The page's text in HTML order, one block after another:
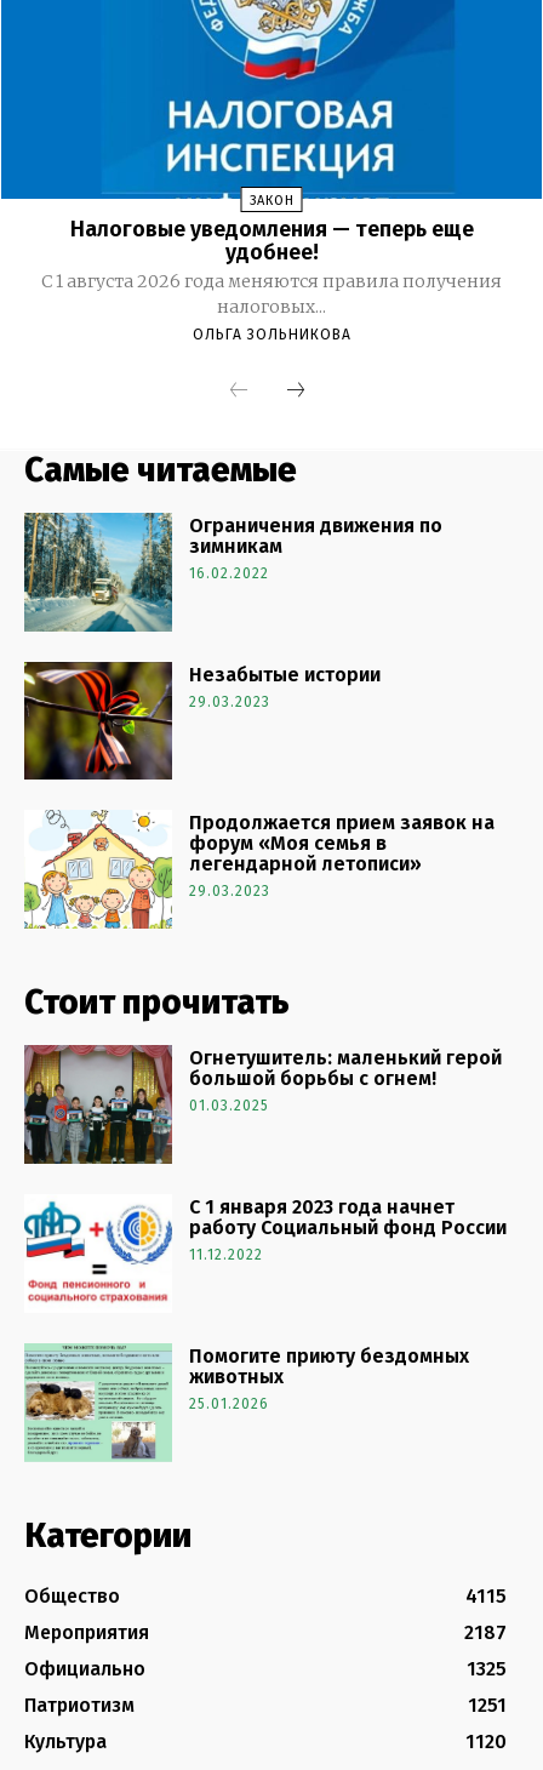
Самые читаемые
Ограничения движения по
зимникам
16.02.2022
Незабытые истории
29.03.2023
Продолжается прием заявок на
форум «Моя семья в
легендарной летописи»
29.03.2023
Стоит прочитать
Огнетушитель: маленький герой
большой борьбы с огнем!
01.03.2025
С 1 января 2023 года начнет
работу Социальный фонд России
11.12.2022
Помогите приюту бездомных
животных
25.01.2026
Категории
Общество
4115
Мероприятия
2187
Официально
1325
Патриотизм
1251
Культура
1120